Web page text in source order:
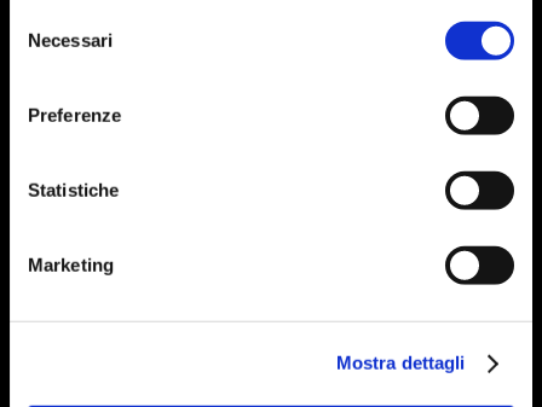
delNecessari
Preferenze
Statistiche
Marketing
Mostra dettagli